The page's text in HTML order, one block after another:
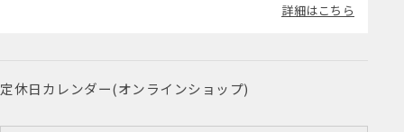
詳細はこちら
定休日カレンダー(オンラインショップ)